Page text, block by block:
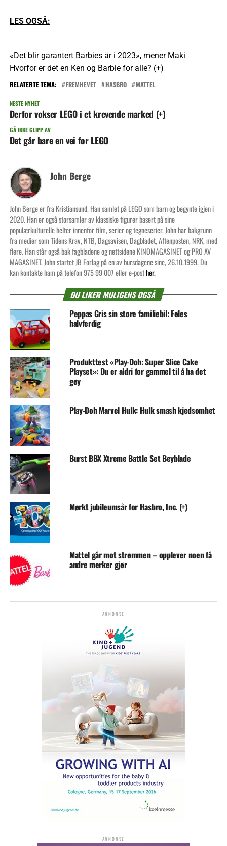
LES OGSÅ:
«Det blir garantert Barbies år i 2023», mener Maki
Hvorfor er det en Ken og Barbie for alle? (+)
RELATERTE TEMA:
FREMHEVET HASBRO MATTEL
NESTE NYHET
Derfor vokser LEGO i et krevende marked (+)
GÅ IKKE GLIPP AV
Det går bare en vei for LEGO
John Berge
John Berge er fra Kristiansund. Han samlet på LEGO som barn og begynte igjen i
2020. Han er også storsamler av klassiske figurer basert på sine
populærkulturelle helter innenfor film, serier og tegneserier. John har bakgrunn
fra medier som Tidens Krav, NTB, Dagsavisen, Dagbladet, Aftenposten, NRK, med
flere. Han står også bak fagbladene og nettsidene KINOMAGASINET og PRO AV
MAGASINET. John startet JB Forlag på en av bursdagene sine, 26.10.1999. Du
kan kontakte ham på telefon 975 99 007 eller e-posther.
DU LIKER MULIGENS OGSÅ
Peppas Gris sin store familiebil: Føles
halvferdig
Produkttest «Play-Doh: Super Slice Cake
Playset»: Du er aldri for gammel til å ha det
gøy
Play-Doh Marvel Hulk: Hulk smash kjedsomhet
Burst BBX Xtreme Battle Set Beyblade
Mørkt jubileumsår for Hasbro, Inc. (+)
Mattel går mot strømmen – opplever noen få
andre merker gjør
ANNONSE
ANNONSE